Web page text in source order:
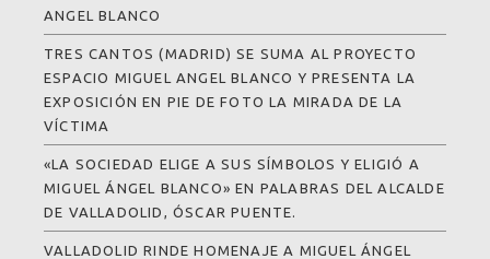
ANGEL BLANCO
TRES CANTOS (MADRID) SE SUMA AL PROYECTO
ESPACIO MIGUEL ANGEL BLANCO Y PRESENTA LA
EXPOSICIÓN EN PIE DE FOTO LA MIRADA DE LA
VÍCTIMA
«LA SOCIEDAD ELIGE A SUS SÍMBOLOS Y ELIGIÓ A
MIGUEL ÁNGEL BLANCO» EN PALABRAS DEL ALCALDE
DE VALLADOLID, ÓSCAR PUENTE.
VALLADOLID RINDE HOMENAJE A MIGUEL ÁNGEL